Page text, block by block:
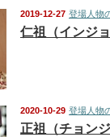
2019-12-27 登場人物
仁祖（インジ
2020-10-29 登場人物
正祖（チョン